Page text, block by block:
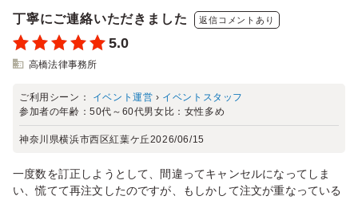
丁寧にご連絡いただきました 返信コメントあり
5.0
高橋法律事務所
ご利用シーン： イベント運営 › イベントスタッフ
参加者の年齢：50代～60代男女比： 女性多め
神奈川県横浜市西区紅葉ケ丘2026/06/15
一度数を訂正しようとして、間違ってキャンセルになってしま
い、慌てて再注文したのですが、もしかして注文が重なっている